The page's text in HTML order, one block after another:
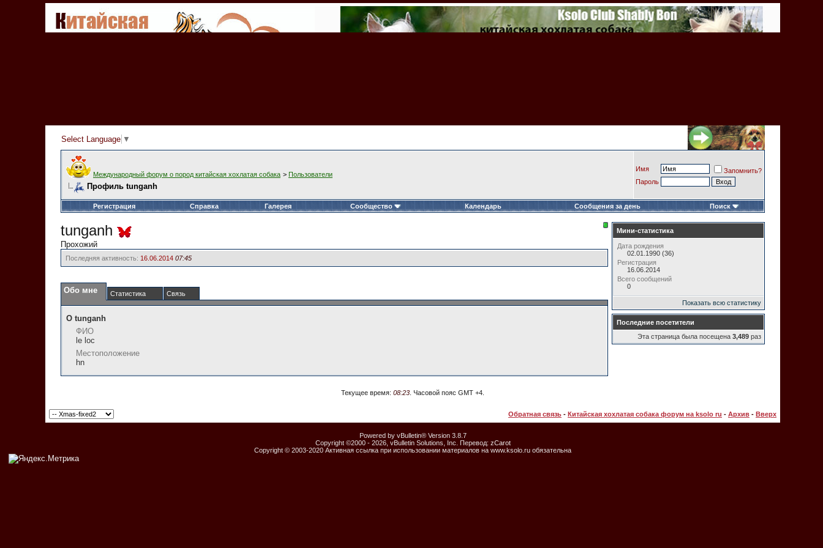
Select Language ▼
Международный форум о пород китайская хохлатая собака > Пользователи
Профиль tunganh
Имя
Запомнить?
Пароль
Регистрация Справка Галерея Сообщество Календарь Сообщения за день Поиск
tunganh
Прохожий
Последняя активность: 16.06.2014 07:45
Обо мне Статистика Связь
О tunganh
ФИО
le loc
Местоположение
hn
Мини-статистика
Дата рождения
02.01.1990 (36)
Регистрация
16.06.2014
Всего сообщений
0
Показать всю статистику
Последние посетители
Эта страница была посещена 3,489 раз
Текущее время: 08:23 . Часовой пояс GMT +4.
Обратная связь - Китайская хохлатая собака форум на ksolo ru - Архив - Вверх
Powered by vBulletin® Version 3.8.7
Copyright ©2000 - 2026, vBulletin Solutions, Inc. Перевод: zCarot
Copyright © 2003-2020 Активная ссылка при использовании материалов на www.ksolo.ru обязательна